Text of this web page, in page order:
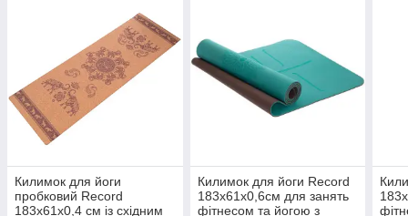
Килимок для йоги
пробковий Record
183x61x0,4 см із східним
Килимок для йоги Record
183x61x0,6см для занять
фітнесом та йогою з